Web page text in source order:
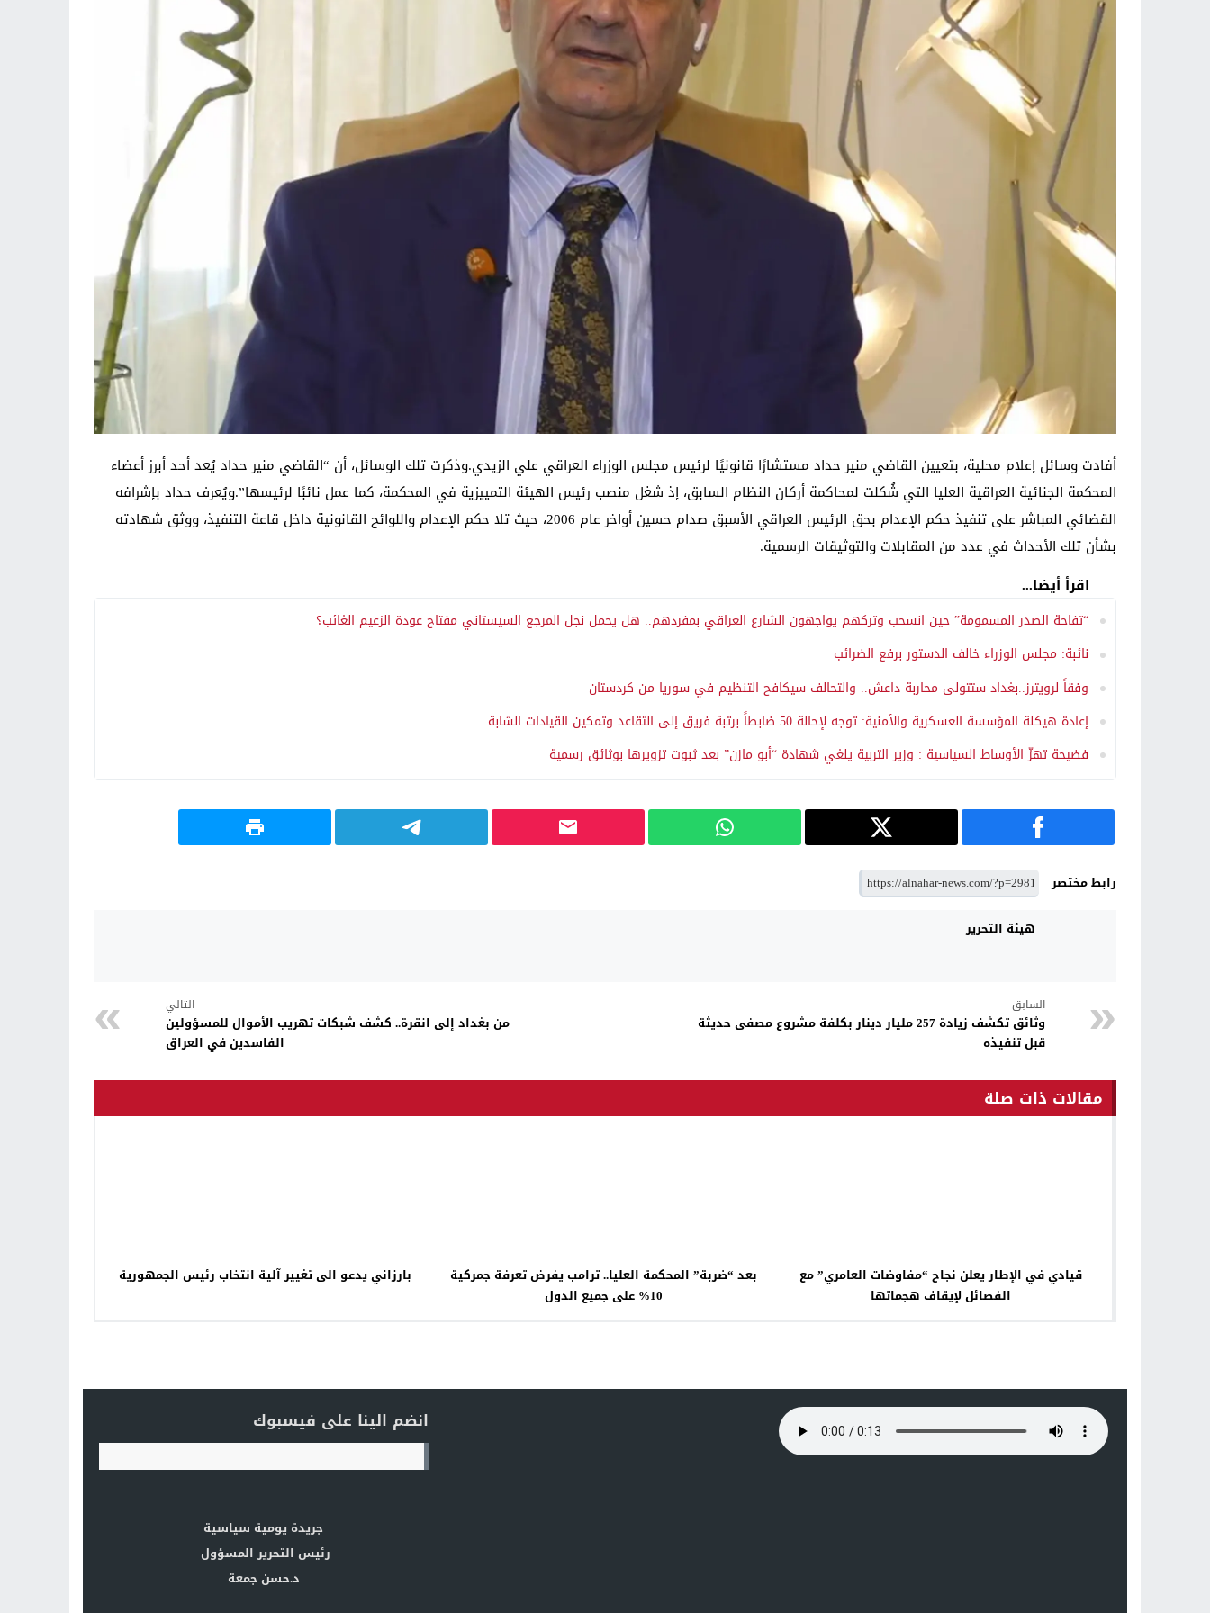
أفادت وسائل إعلام محلية، بتعيين القاضي منير حداد مستشارًا قانونيًا لرئيس مجلس الوزراء العراقي علي الزيدي.وذكرت تلك الوسائل، أن “القاضي منير حداد يُعد أحد أبرز أعضاء
المحكمة الجنائية العراقية العليا التي شُكلت لمحاكمة أركان النظام السابق، إذ شغل منصب رئيس الهيئة التمييزية في المحكمة، كما عمل نائبًا لرئيسها”.ويُعرف حداد بإشرافه
القضائي المباشر على تنفيذ حكم الإعدام بحق الرئيس العراقي الأسبق صدام حسين أواخر عام 2006، حيث تلا حكم الإعدام واللوائح القانونية داخل قاعة التنفيذ، ووثق شهادته
بشأن تلك الأحداث في عدد من المقابلات والتوثيقات الرسمية.
اقرأ أيضا...
“تفاحة الصدر المسمومة” حين انسحب وتركهم يواجهون الشارع العراقي بمفردهم.. هل يحمل نجل المرجع السيستاني مفتاح عودة الزعيم الغائب؟
نائبة: مجلس الوزراء خالف الدستور برفع الضرائب
وفقاً لرويترز..بغداد ستتولى محاربة داعش.. والتحالف سيكافح التنظيم في سوريا من كردستان
إعادة هيكلة المؤسسة العسكرية والأمنية: توجه لإحالة 50 ضابطاً برتبة فريق إلى التقاعد وتمكين القيادات الشابة
فضيحة تهزّ الأوساط السياسية : وزير التربية يلغي شهادة “أبو مازن” بعد ثبوت تزويرها بوثائق رسمية
رابط مختصر
هيئة التحرير
السابق
وثائق تكشف زيادة 257 مليار دينار بكلفة مشروع مصفى حديثة
قبل تنفيذه
التالي
من بغداد إلى انقرة.. كشف شبكات تهريب الأموال للمسؤولين
الفاسدين في العراق
مقالات ذات صلة
قيادي في الإطار يعلن نجاح “مفاوضات العامري” مع
الفصائل لإيقاف هجماتها
بعد “ضربة” المحكمة العليا.. ترامب يفرض تعرفة جمركية
10% على جميع الدول
بارزاني يدعو الى تغيير آلية انتخاب رئيس الجمهورية
انضم الينا على فيسبوك
جريدة يومية سياسية
رئيس التحرير المسؤول
د.حسن جمعة